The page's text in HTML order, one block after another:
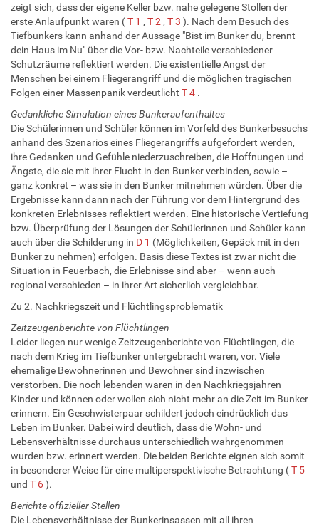
zeigt sich, dass der eigene Keller bzw. nahe gelegene Stollen der
erste Anlaufpunkt waren (T 1 , T 2 , T 3 ). Nach dem Besuch des
Tiefbunkers kann anhand der Aussage "Bist im Bunker du, brennt
dein Haus im Nu" über die Vor- bzw. Nachteile verschiedener
Schutzräume reflektiert werden. Die existentielle Angst der
Menschen bei einem Fliegerangriff und die möglichen tragischen
Folgen einer Massenpanik verdeutlicht T 4 .
Gedankliche Simulation eines Bunkeraufenthaltes
Die Schülerinnen und Schüler können im Vorfeld des Bunkerbesuchs
anhand des Szenarios eines Fliegerangriffs aufgefordert werden,
ihre Gedanken und Gefühle niederzuschreiben, die Hoffnungen und
Ängste, die sie mit ihrer Flucht in den Bunker verbinden, sowie –
ganz konkret – was sie in den Bunker mitnehmen würden. Über die
Ergebnisse kann dann nach der Führung vor dem Hintergrund des
konkreten Erlebnisses reflektiert werden. Eine historische Vertiefung
bzw. Überprüfung der Lösungen der Schülerinnen und Schüler kann
auch über die Schilderung in D 1 (Möglichkeiten, Gepäck mit in den
Bunker zu nehmen) erfolgen. Basis diese Textes ist zwar nicht die
Situation in Feuerbach, die Erlebnisse sind aber – wenn auch
regional verschieden – in ihrer Art sicherlich vergleichbar.
Zu 2. Nachkriegszeit und Flüchtlingsproblematik
Zeitzeugenberichte von Flüchtlingen
Leider liegen nur wenige Zeitzeugenberichte von Flüchtlingen, die
nach dem Krieg im Tiefbunker untergebracht waren, vor. Viele
ehemalige Bewohnerinnen und Bewohner sind inzwischen
verstorben. Die noch lebenden waren in den Nachkriegsjahren
Kinder und können oder wollen sich nicht mehr an die Zeit im Bunker
erinnern. Ein Geschwisterpaar schildert jedoch eindrücklich das
Leben im Bunker. Dabei wird deutlich, dass die Wohn- und
Lebensverhältnisse durchaus unterschiedlich wahrgenommen
wurden bzw. erinnert werden. Die beiden Berichte eignen sich somit
in besonderer Weise für eine multiperspektivische Betrachtung (T 5
und T 6).
Berichte offizieller Stellen
Die Lebensverhältnisse der Bunkerinsassen mit all ihren